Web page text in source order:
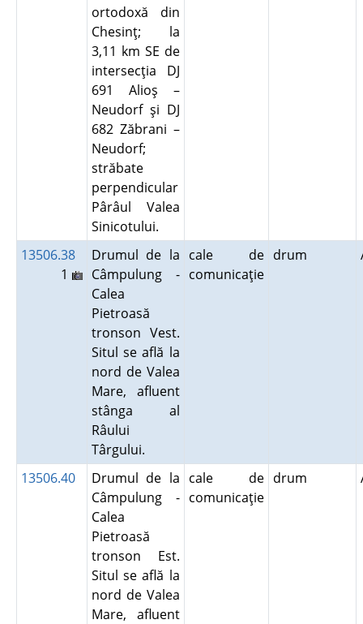
ortodoxă din
Chesinţ; la
3,11 km SE de
intersecţia DJ
691 Alioş –
Neudorf şi DJ
682 Zăbrani –
Neudorf;
străbate
perpendicular
Pârâul Valea
Sinicotului.
13506.38
1
Drumul de la
Câmpulung -
Calea
Pietroasă
tronson Vest.
Situl se află la
nord de Valea
Mare, afluent
stânga al
Râului
Târgului.
cale de
comunicaţie
drum
13506.40
Drumul de la
Câmpulung -
Calea
Pietroasă
tronson Est.
Situl se află la
nord de Valea
Mare, afluent
cale de
comunicaţie
drum